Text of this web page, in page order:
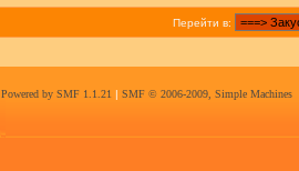
Перейти в:
Powered by SMF 1.1.21 | SMF © 2006-2009, Simple Machines